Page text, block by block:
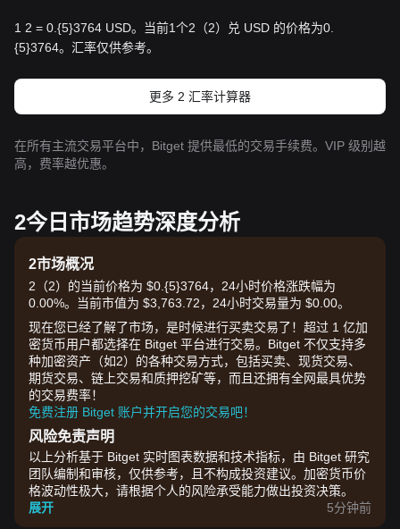
1 2 = 0.{5}3764 USD。当前1个2（2）兑 USD 的价格为0.
{5}3764。汇率仅供参考。
更多 2 汇率计算器
在所有主流交易平台中，Bitget 提供最低的交易手续费。VIP 级别越
高，费率越优惠。
2今日市场趋势深度分析
2市场概况
2（2）的当前价格为 $0.{​5}3764，24小时价格涨跌幅为
0.00%。当前市值为 $3,763.72，24小时交易量为 $0.00。
现在您已经了解了市场，是时候进行买卖交易了！超过 1 亿加
密货币用户都选择在 Bitget 平台进行交易。Bitget 不仅支持多
种加密资产（如2）的各种交易方式，包括买卖、现货交易、
期货交易、链上交易和质押挖矿等，而且还拥有全网最具优势
的交易费率！
免费注册 Bitget 账户并开启您的交易吧！
风险免责声明
以上分析基于 Bitget 实时图表数据和技术指标，由 Bitget 研究
团队编制和审核，仅供参考，且不构成投资建议。加密货币价
格波动性极大，请根据个人的风险承受能力做出投资决策。
展开
5分钟前